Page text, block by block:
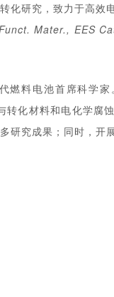
化研究，致力于高效
Mater., EES
燃料电池首席科学
化材料和电化学腐
研究成果；同时，开